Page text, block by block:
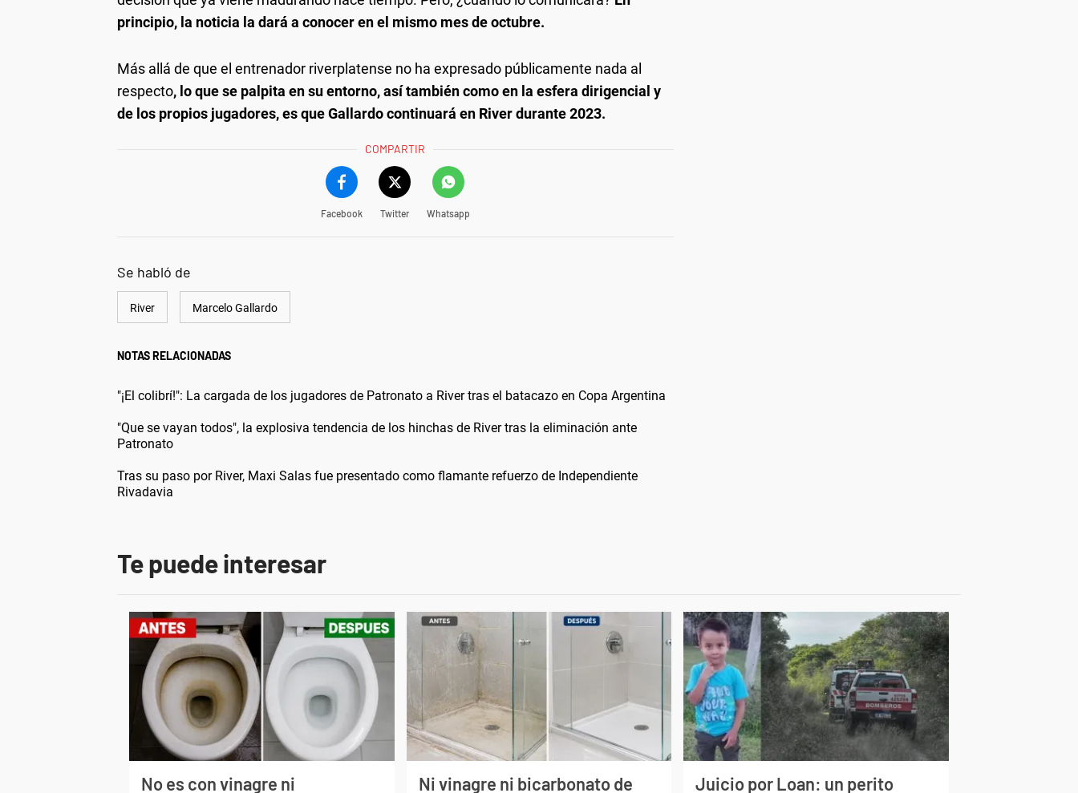
principio, la noticia la dará a conocer en el mismo mes de octubre.
Más allá de que el entrenador riverplatense no ha expresado públicamente nada al
respecto, lo que se palpita en su entorno, así también como en la esfera dirigencial y
de los propios jugadores, es que Gallardo continuará en River durante 2023.
COMPARTIR
Facebook Twitter Whatsapp
Se habló de
River Marcelo Gallardo
NOTAS RELACIONADAS
"¡El colibrí!": La cargada de los jugadores de Patronato a River tras el batacazo en Copa Argentina
"Que se vayan todos", la explosiva tendencia de los hinchas de River tras la eliminación ante
Patronato
Tras su paso por River, Maxi Salas fue presentado como flamante refuerzo de Independiente
Rivadavia
Te puede interesar
No es con vinagre ni
Ni vinagre ni bicarbonato de
Juicio por Loan: un perito